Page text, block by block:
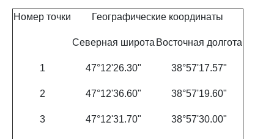
Номер точки Географические координаты
Северная широта Восточная долгота
1 47°12'26.30" 38°57'17.57"
2 47°12'36.60" 38°57'19.60"
3 47°12'31.70" 38°57'30.00"